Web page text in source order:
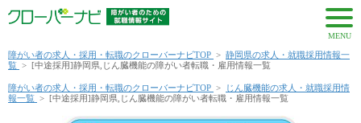
MENU
障がい者の求人・採用・転職のクローバーナビTOP > 静岡県の求人・就職採用情報一
覧 > [中途採用]静岡県,じん臓機能の障がい者転職・雇用情報一覧
障がい者の求人・採用・転職のクローバーナビTOP >
じん臓機能の求人・就職採用情
報一覧 > [中途採用]静岡県,じん臓機能の障がい者転職・雇用情報一覧